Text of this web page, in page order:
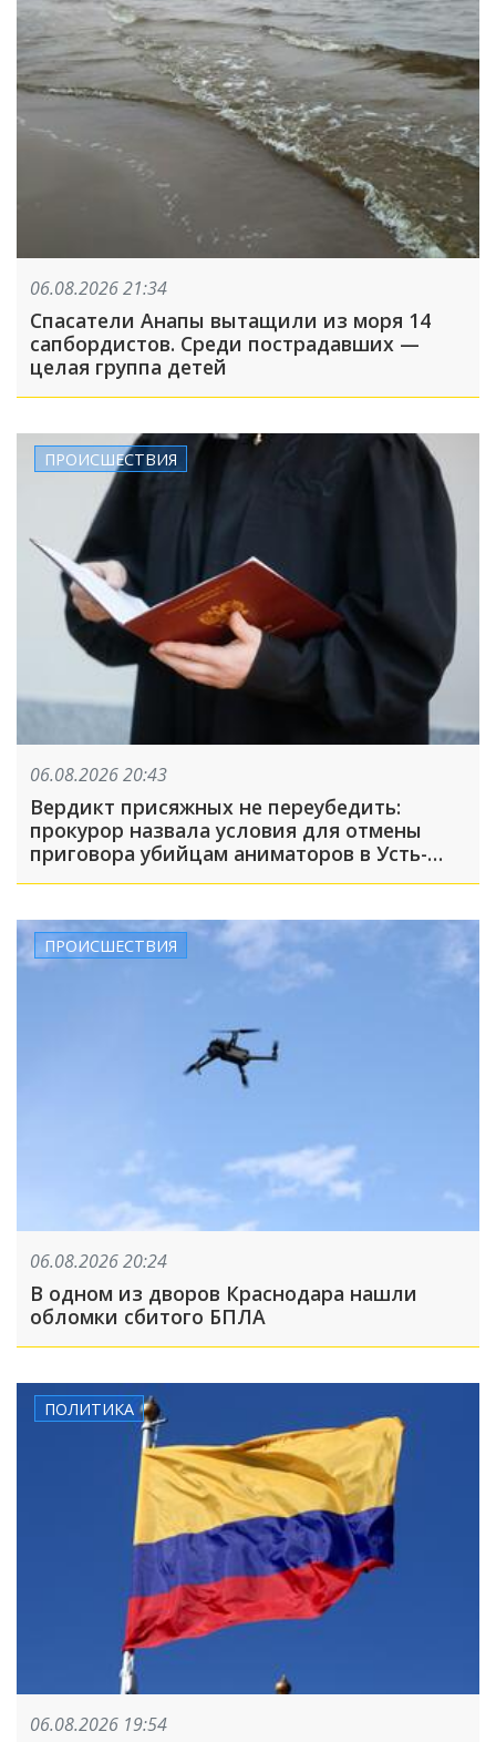
06.08.2026 21:34
Спасатели Анапы вытащили из моря 14
сапбордистов. Среди пострадавших —
целая группа детей
ПРОИСШЕСТВИЯ
06.08.2026 20:43
Вердикт присяжных не переубедить:
прокурор назвала условия для отмены
приговора убийцам аниматоров в Усть-
Лабинске
ПРОИСШЕСТВИЯ
06.08.2026 20:24
В одном из дворов Краснодара нашли
обломки сбитого БПЛА
ПОЛИТИКА
06.08.2026 19:54